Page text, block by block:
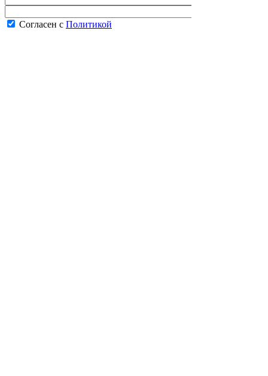
Согласен с Политикой